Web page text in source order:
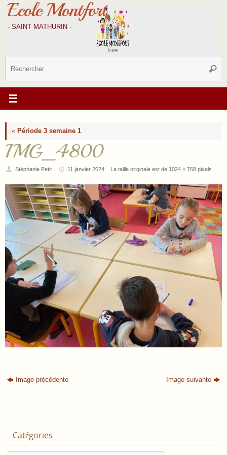
Passer
contenu
Ecole Montfort
- SAINT MATHURIN -
« Période 3 semaine 1
IMG_4800
Stéphanie Petit 11 janvier 2024 La taille originale est de 1024 × 768 pixels
Image précédente Image suivante
Catégories